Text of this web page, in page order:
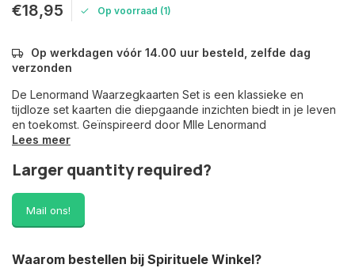
€18,95 Op voorraad (1)
Op werkdagen vóór 14.00 uur besteld, zelfde dag
verzonden
De Lenormand Waarzegkaarten Set is een klassieke en
tijdloze set kaarten die diepgaande inzichten biedt in je leven
en toekomst. Geïnspireerd door Mlle Lenormand
Lees meer
Larger quantity required?
Mail ons!
Waarom bestellen bij Spirituele Winkel?